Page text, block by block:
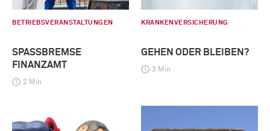
BETRIEBSVERANSTALTUNGEN
SPASSBREMSE F
INANZAMT
2 Min
KRANKENVERSICHERUNG
GEHEN ODER BLEIBEN?
3 Min